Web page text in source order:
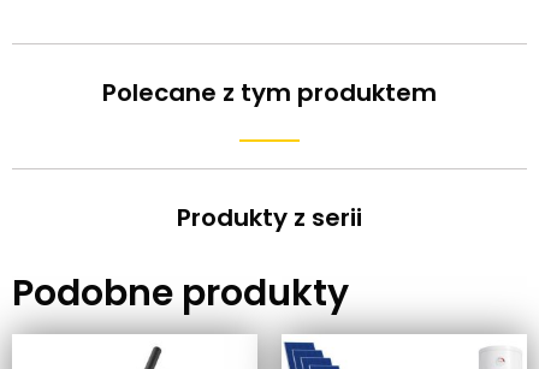
Polecane z tym produktem
Produkty z serii
Podobne produkty